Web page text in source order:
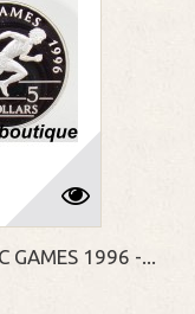
GAMES 1996 -...